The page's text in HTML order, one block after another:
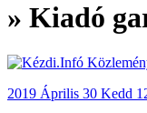
» Kiadó
2019 Április 30 Kedd